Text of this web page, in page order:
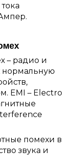
– радио и
нормальную
EMI – Electro
помехи в
звука и